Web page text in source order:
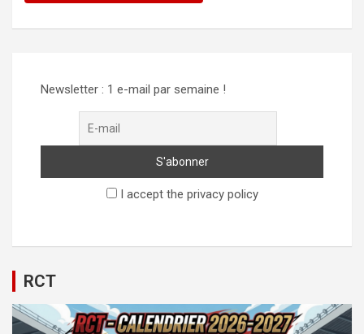
Newsletter : 1 e-mail par semaine !
I accept the privacy policy
RCT